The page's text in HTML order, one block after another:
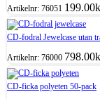
Artikelnr: 76051 199.00
CD-fodral Jewelcase utan
Artikelnr: 76000 798.00
CD-ficka polyeten 50-pack